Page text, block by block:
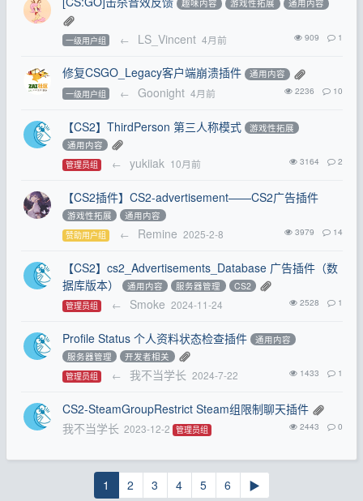
趣味内容 游戏性拓展 通用内容
一级用户组 ← LS_Vincent 4月前 909 1
修复CSGO_Legacy客户端崩溃插件 通用内容
一级用户组 ← Goonight 4月前 2236 10
【CS2】ThirdPerson 第三人称模式
游戏性拓展
通用内容
管理员组 ← yukiiak 10月前 3164 2
【CS2插件】CS2-advertisement——CS2广告插件
游戏性拓展 通用内容
赞助用户组 ← Remine 2025-2-8 3979 14
【CS2】cs2_Advertisements_Database 广告插件（数
据库版本）
通用内容 服务器管理 CS2
管理员组 ← Smoke 2024-11-24 2528 1
Profile Status 个人资料状态检查插件
通用内容
服务器管理
开发者相关
管理员组 ← 我不当学长 2024-7-22 1433 1
CS2-SteamGroupRestrict Steam组限制聊天插件
我不当学长 2023-12-2 管理员组 2443 0
1 2 3 4 5 6 ▶